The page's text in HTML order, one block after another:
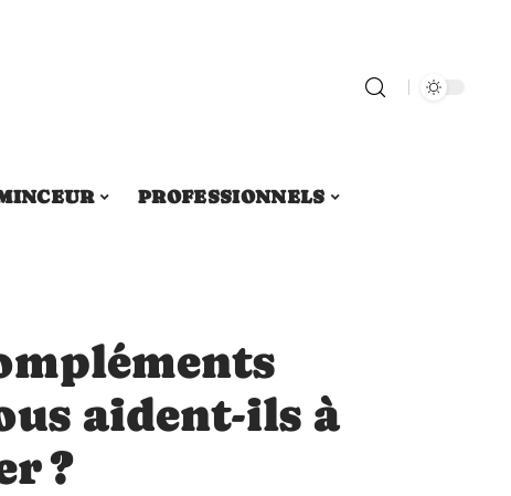
PROFESSIONNELS
aident-ils à
?